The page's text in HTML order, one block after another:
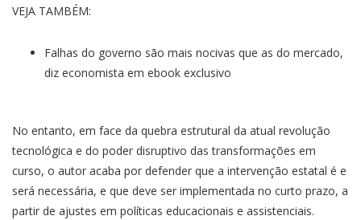
VEJA TAMBÉM:
Falhas do governo são mais nocivas que as do mercado,
diz economista em ebook exclusivo
No entanto, em face da quebra estrutural da atual revolução
tecnológica e do poder disruptivo das transformações em
curso, o autor acaba por defender que a intervenção estatal é e
será necessária, e que deve ser implementada no curto prazo, a
partir de ajustes em políticas educacionais e assistenciais.